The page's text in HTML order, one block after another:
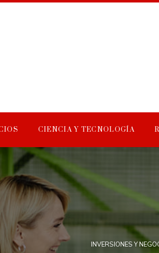
CIENCIA Y TECNOLOGÍA
INVERSIONES Y